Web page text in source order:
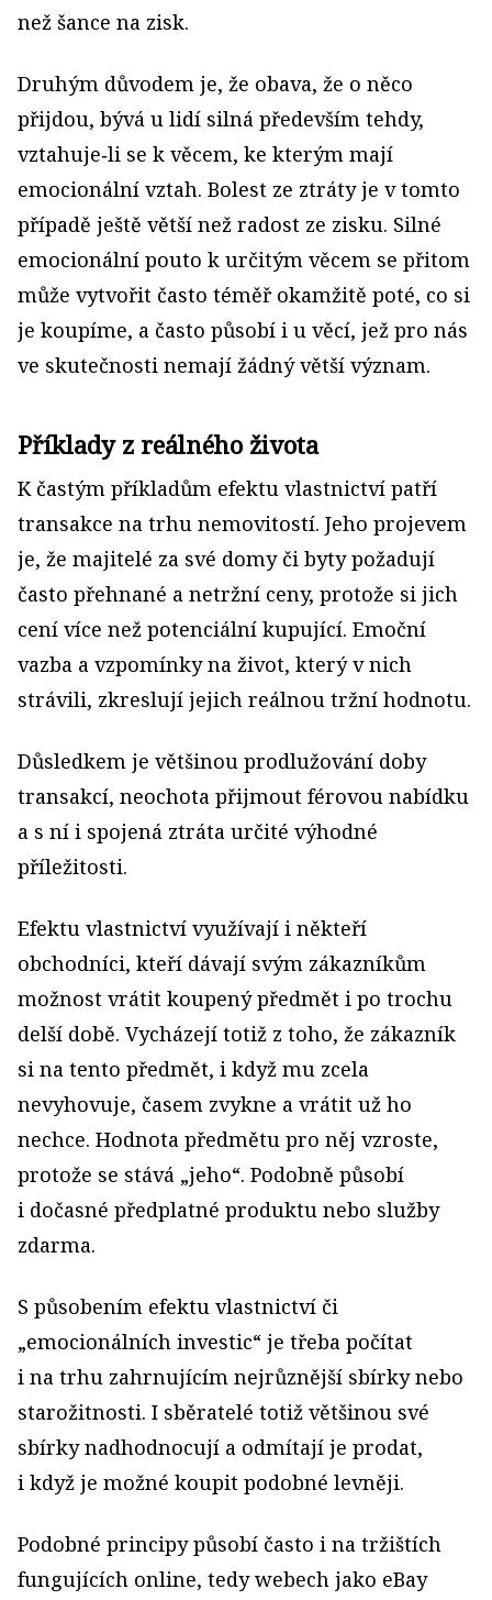
než šance na zisk.
Druhým důvodem je, že obava, že o něco
přijdou, bývá u lidí silná především tehdy,
vztahuje‑li se k věcem, ke kterým mají
emocionální vztah. Bolest ze ztráty je v tomto
případě ještě větší než radost ze zisku. Silné
emocionální pouto k určitým věcem se přitom
může vytvořit často téměř okamžitě poté, co si
je koupíme, a často působí i u věcí, jež pro nás
ve skutečnosti nemají žádný větší význam.
Příklady z reálného života
K častým příkladům efektu vlastnictví patří
transakce na trhu nemovitostí. Jeho projevem
je, že majitelé za své domy či byty požadují
často přehnané a netržní ceny, protože si jich
cení více než potenciální kupující. Emoční
vazba a vzpomínky na život, který v nich
strávili, zkreslují jejich reálnou tržní hodnotu.
Důsledkem je většinou prodlužování doby
transakcí, neochota přijmout férovou nabídku
a s ní i spojená ztráta určité výhodné
příležitosti.
Efektu vlastnictví využívají i někteří
obchodníci, kteří dávají svým zákazníkům
možnost vrátit koupený předmět i po trochu
delší době. Vycházejí totiž z toho, že zákazník
si na tento předmět, i když mu zcela
nevyhovuje, časem zvykne a vrátit už ho
nechce. Hodnota předmětu pro něj vzroste,
protože se stává „jeho“. Podobně působí
i dočasné předplatné produktu nebo služby
zdarma.
S působením efektu vlastnictví či
„emocionálních investic“ je třeba počítat
i na trhu zahrnujícím nejrůznější sbírky nebo
starožitnosti. I sběratelé totiž většinou své
sbírky nadhodnocují a odmítají je prodat,
i když je možné koupit podobné levněji.
Podobné principy působí často i na tržištích
fungujících online, tedy webech jako eBay